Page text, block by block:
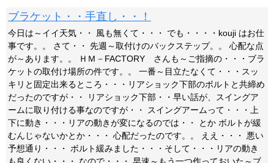
ブラケット・・手直し・・！
今日は～イイ天気・・ 風も無くて・・・ でも・・・・kouji はお仕
事です。。 さて・・ 先週～取付けのバックステップ。。 心配な点
が～あります。。 ＨＭ－FACTORY さんも～ご指摘の・・・ブラ
ケットの取付け場所の件です。。 一番～目立たなくて・・・スッ
キリと固定出来るところ・・・リアショック下部のボルトと共締め
だったのですが・・ リアショック下部・・早い話が、スイングア
ームに取り付ける事なのですが・・ スイングアームって・・・上
下に動き・・・リアの動きが変になるのでは・・ とか ボルトが緩
むんじゃないかとか・・・ 心配だったのです。。 ええ・・・ 悪い
予想通り・・・ ボルト緩みました・・・そして・・・リアの動き